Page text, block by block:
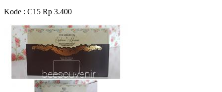
Kode : C15 Rp 3.400